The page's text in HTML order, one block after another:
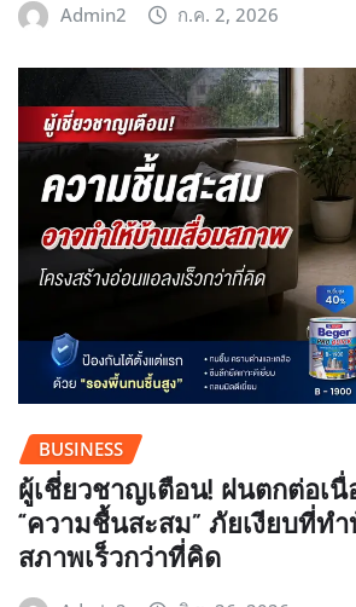
Admin2 ก.ค. 2, 2026
BUSINESS
ผู้เชี่ยวชาญเตือน! ฝนตกต่อเนื่
“ความชื้นสะสม” ภัยเงียบที่ทำ
สภาพเร็วกว่าที่คิด